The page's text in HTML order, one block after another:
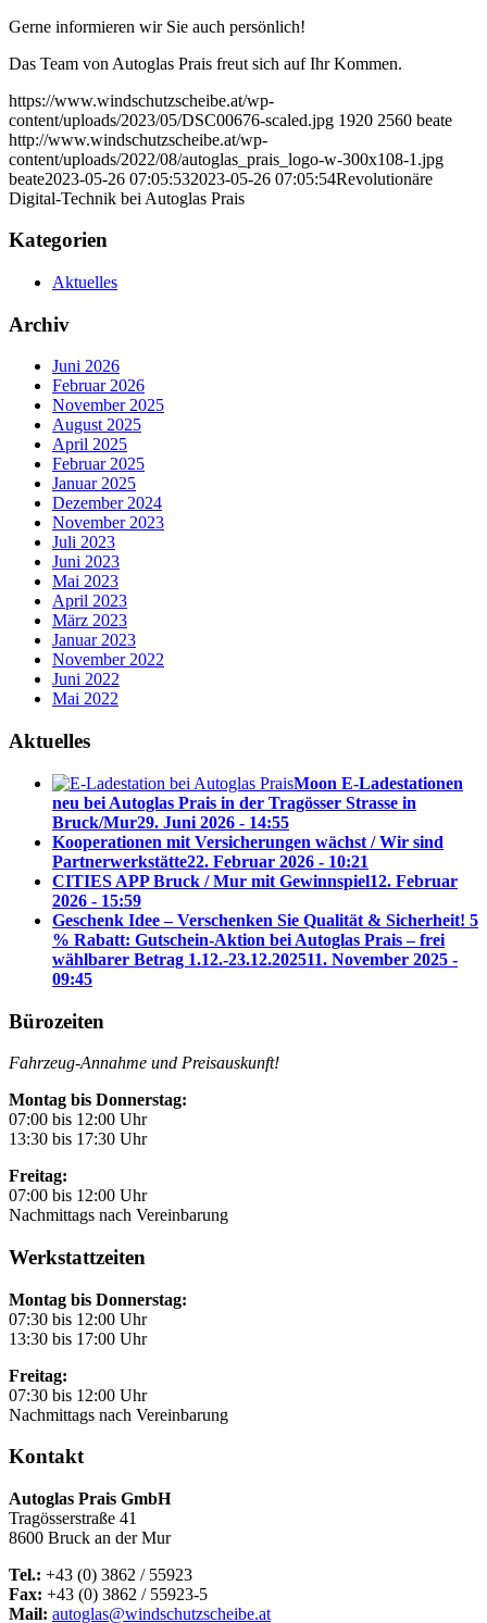
Gerne informieren wir Sie auch persönlich!
Das Team von Autoglas Prais freut sich auf Ihr Kommen.
https://www.windschutzscheibe.at/wp-
content/uploads/2023/05/DSC00676-scaled.jpg 1920 2560 beate
http://www.windschutzscheibe.at/wp-
content/uploads/2022/08/autoglas_prais_logo-w-300x108-1.jpg
beate2023-05-26 07:05:532023-05-26 07:05:54Revolutionäre
Digital-Technik bei Autoglas Prais
Kategorien
Aktuelles
Archiv
Juni 2026
Februar 2026
November 2025
August 2025
April 2025
Februar 2025
Januar 2025
Dezember 2024
November 2023
Juli 2023
Juni 2023
Mai 2023
April 2023
März 2023
Januar 2023
November 2022
Juni 2022
Mai 2022
Aktuelles
Moon E-Ladestationen
neu bei Autoglas Prais in der Tragösser Strasse in
Bruck/Mur29. Juni 2026 - 14:55
Kooperationen mit Versicherungen wächst / Wir sind
Partnerwerkstätte22. Februar 2026 - 10:21
CITIES APP Bruck / Mur mit Gewinnspiel12. Februar
2026 - 15:59
Geschenk Idee – Verschenken Sie Qualität & Sicherheit! 5
% Rabatt: Gutschein-Aktion bei Autoglas Prais – frei
wählbarer Betrag 1.12.-23.12.202511. November 2025 -
09:45
Bürozeiten
Fahrzeug-Annahme und Preisauskunft!
Montag bis Donnerstag:
07:00 bis 12:00 Uhr
13:30 bis 17:30 Uhr
Freitag:
07:00 bis 12:00 Uhr
Nachmittags nach Vereinbarung
Werkstattzeiten
Montag bis Donnerstag:
07:30 bis 12:00 Uhr
13:30 bis 17:00 Uhr
Freitag:
07:30 bis 12:00 Uhr
Nachmittags nach Vereinbarung
Kontakt
Autoglas Prais GmbH
Tragösserstraße 41
8600 Bruck an der Mur
Tel.: +43 (0) 3862 / 55923
Fax: +43 (0) 3862 / 55923-5
Mail: autoglas@windschutzscheibe.at